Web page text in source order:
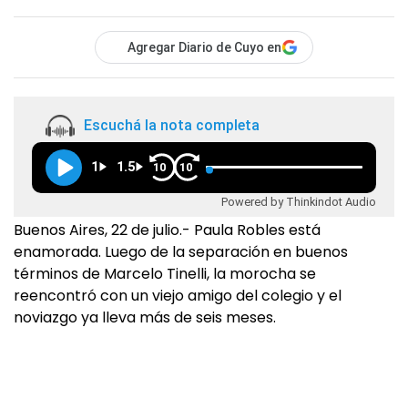
Agregar Diario de Cuyo en
Escuchá la nota completa
1 1.5 10 10
Powered by Thinkindot Audio
Buenos Aires, 22 de julio.- Paula Robles está
enamorada. Luego de la separación en buenos
términos de Marcelo Tinelli, la morocha se
reencontró con un viejo amigo del colegio y el
noviazgo ya lleva más de seis meses.